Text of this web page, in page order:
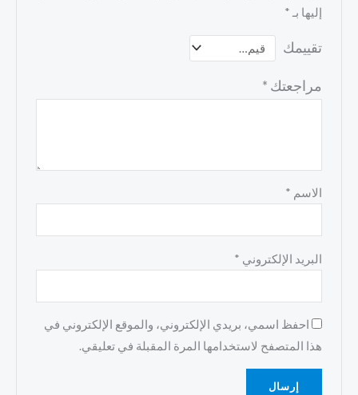
إليها بـ *
تقييمك
مراجعتك *
الاسم *
البريد الإلكتروني *
احفظ اسمي، بريدي الإلكتروني، والموقع الإلكتروني في
هذا المتصفح لاستخدامها المرة المقبلة في تعليقي.